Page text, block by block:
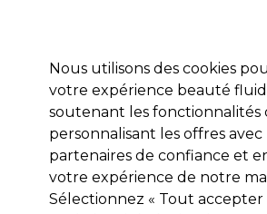
Se
Marques Bons plans Coiffure
Livraison et délais
lire la suite
Nous utilisons des cookies
votre expérience beauté
soutenant les fonctionnalités
personnalisant les offres avec
partenaires de confiance et
votre expérience de notre
Sélectionnez « Tout accepter